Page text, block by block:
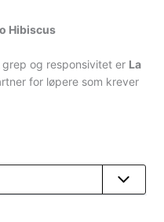
Hibiscus
og responsivitet er La
for løpere som krever